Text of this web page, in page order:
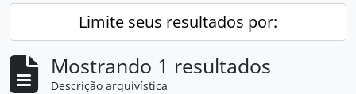
Limite seus resultados por:
Mostrando 1 resultados
Descrição arquivística